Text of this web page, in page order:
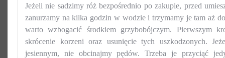
Jeżeli nie sadzimy róż bezpośrednio po zakupie, przed
zanurzamy na kilka godzin w wodzie i trzymamy je tam aż
warto wzbogacić środkiem grzybobójczym. Pierwszym
skrócenie korzeni oraz usunięcie tych uszkodzonych.
jesiennym, nie obcinajmy pędów. Trzeba je przyciąć